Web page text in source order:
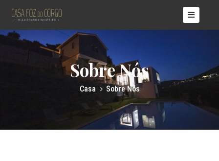
Sobre Nós
Casa Sobre Nós